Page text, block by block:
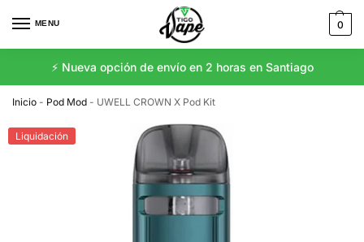
MENU 0
⚡️ Nueva opción de envío en 2 horas en Santiago
Inicio - Pod Mod - UWELL CROWN X Pod Kit
Liquidación